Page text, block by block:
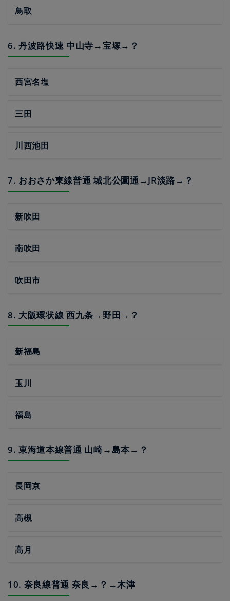
鳥取
6. 丹波路快速 中山寺→宝塚→？
西宮名塩
三田
川西池田
7. おおさか東線普通 城北公園通→JR淡路→？
新吹田
南吹田
吹田市
8. 大阪環状線 西九条→野田→？
新福島
玉川
福島
9. 東海道本線普通 山崎→島本→？
長岡京
高槻
高月
10. 奈良線普通 奈良→？→木津